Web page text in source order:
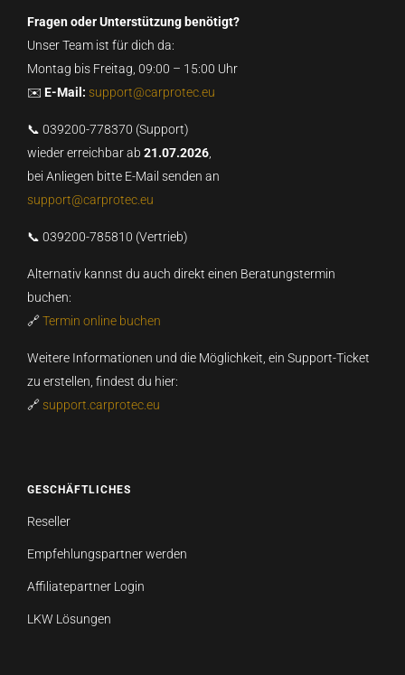
Fragen oder Unterstützung benötigt?
Unser Team ist für dich da:
Montag bis Freitag, 09:00 – 15:00 Uhr
✉️ E-Mail: support@carprotec.eu
📞 039200-778370 (Support)
wieder erreichbar ab 21.07.2026
bei Anliegen bitte E-Mail senden an
support@carprotec.eu
📞 039200-785810 (Vertrieb)
Alternativ kannst du auch direkt einen Beratungstermin
buchen:
🔗Termin online buchen
Weitere Informationen und die Möglichkeit, ein Support-Ticket
zu erstellen, findest du hier:
🔗 support.carprotec.eu
GESCHÄFTLICHES
Reseller
Empfehlungspartner werden
Affiliatepartner Login
LKW Lösungen